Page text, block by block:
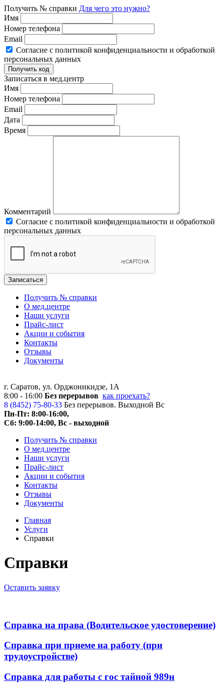
Получить № справки Для чего это нужно?
Имя
Номер телефона
Email
Согласие с политикой конфиденциальности и обработкой
персональных данных
Записаться в мед.центр
Имя
Номер телефона
Email
Дата
Время
Комментарий
Согласие с политикой конфиденциальности и обработкой
персональных данных
Получить № справки
О мед.центре
Наши услуги
Прайс-лист
Акции и события
Контакты
Отзывы
Документы
г. Саратов, ул. Орджоникидзе, 1А
8:00 - 16:00 Без перерывов как проехать?
8 (8452) 75-80-33 Без перерывов. Выходной Вс
Пн-Пт: 8:00-16:00,
Сб: 9:00-14:00, Вс - выходной
Получить № справки
О мед.центре
Наши услуги
Прайс-лист
Акции и события
Контакты
Отзывы
Документы
Главная
Услуги
Справки
Справки
Оставить заявку
Справка на права (Водительское удостоверение)
Справка при приеме на работу (при
трудоустройстве)
Справка для работы с гос тайной 989н